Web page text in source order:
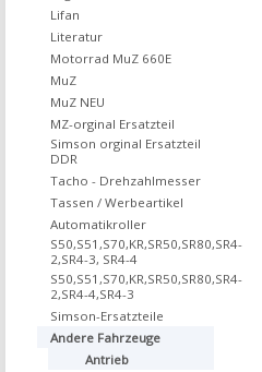
Lifan
Literatur
Motorrad MuZ 660E
MuZ
MuZ NEU
MZ-orginal Ersatzteil
Simson orginal Ersatzteil
DDR
Tacho - Drehzahlmesser
Tassen / Werbeartikel
Automatikroller
S50,S51,S70,KR,SR50,SR80,SR4-
2,SR4-3, SR4-4
S50,S51,S70,KR,SR50,SR80,SR4-
2,SR4-4,SR4-3
Simson-Ersatzteile
Andere Fahrzeuge
Antrieb